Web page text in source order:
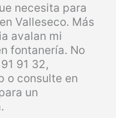
necesita para
Valleseco. Más
avalan mi
fontanería. No
91 32,
o consulte en
un